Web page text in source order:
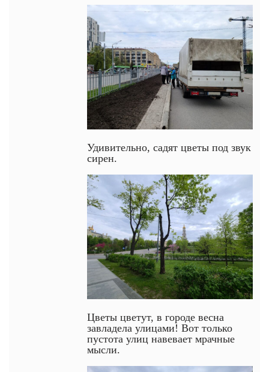
Удивительно, садят цветы под звук
сирен.
Цветы цветут, в городе весна
завладела улицами! Вот только
пустота улиц навевает мрачные
мысли.